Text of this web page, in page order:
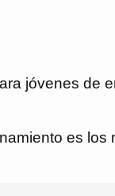
jóvenes de
es